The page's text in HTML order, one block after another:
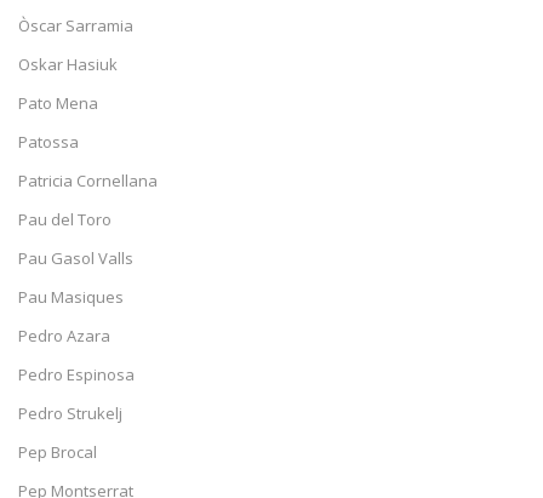
Òscar Sarramia
Oskar Hasiuk
Pato Mena
Patossa
Patricia Cornellana
Pau del Toro
Pau Gasol Valls
Pau Masiques
Pedro Azara
Pedro Espinosa
Pedro Strukelj
Pep Brocal
Pep Montserrat